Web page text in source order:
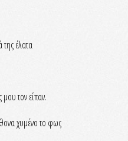
έλατα
τον είπαν.
χυμένο το φως